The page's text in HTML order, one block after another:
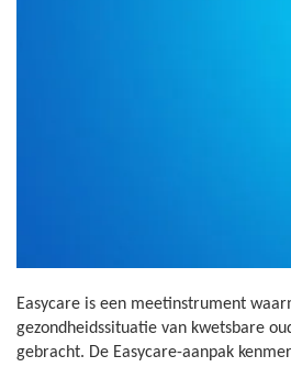
Easycare is een meetinstrument
gezondheidssituatie van kwetsbare
gebracht. De Easycare-aanpak